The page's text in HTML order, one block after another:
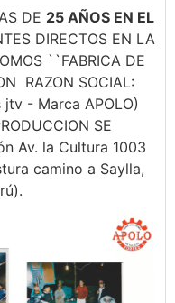
DE 25 AÑOS EN EL
DIRECTOS EN LA
``FABRICA DE
RAZON SOCIAL:
- Marca APOLO)
SE
Av. la Cultura 1003
camino a Saylla,